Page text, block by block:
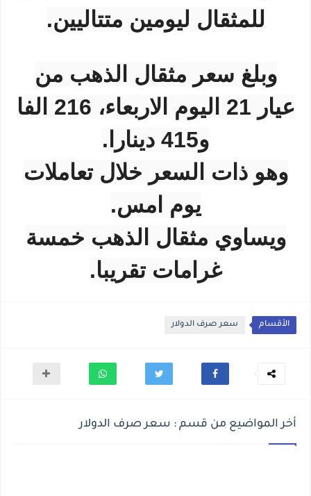
للمثقال ليومين متتاليين.
وبلغ سعر مثقال الذهب من
عيار 21 اليوم الاربعاء، 216 الفا
و415 دينارا.
وهو ذات السعر خلال تعاملات
يوم امس.
ويساوي مثقال الذهب خمسة
غرامات تقريبا.
الأقسام سعر صرف الدولار
أخر المواضيع من قسم : سعر صرف الدولار